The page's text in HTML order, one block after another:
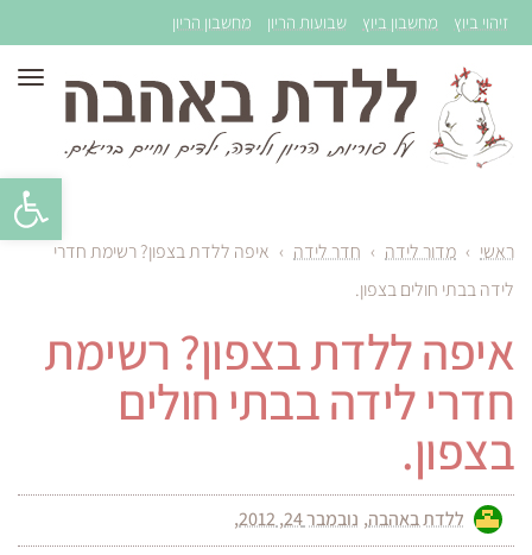
זיהוי ביוץ מחשבון ביוץ שבועות הריון מחשבון הריון
ראשי › מדור לידה › חדר לידה › איפה ללדת בצפון? רשימת חדרי
לידה בבתי חולים בצפון.
איפה ללדת בצפון? רשימת
חדרי לידה בבתי חולים
בצפון.
ללדת באהבה נובמבר 24, 2012
פתח